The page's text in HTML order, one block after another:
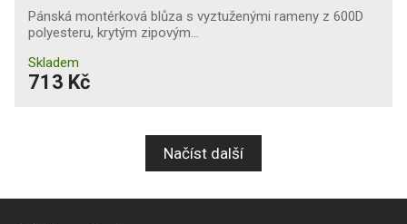
Pánská montérková blůza s vyztuženými rameny z 600D
polyesteru, krytým zipovým…
Skladem
713 Kč
Načíst další